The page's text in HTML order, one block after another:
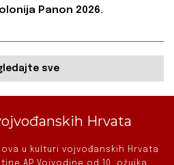
Panon 2026.
sve
Hrvata
u kulturi vojvođanskih Hrvata